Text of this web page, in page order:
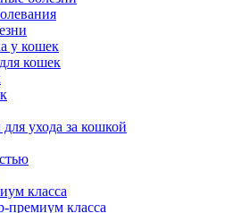
у кошек
кошек
ухода за кошкой
класса
премиум класса